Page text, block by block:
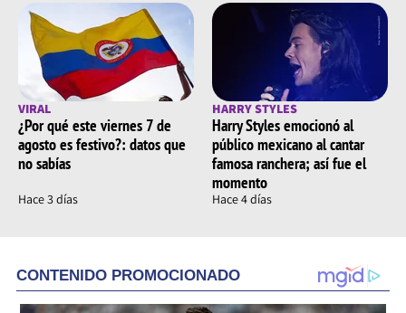
VIRAL
¿Por qué este viernes 7 de
agosto es festivo?: datos que
no sabías
Hace 3 días
HARRY STYLES
Harry Styles emocionó al
público mexicano al cantar
famosa ranchera; así fue el
momento
Hace 4 días